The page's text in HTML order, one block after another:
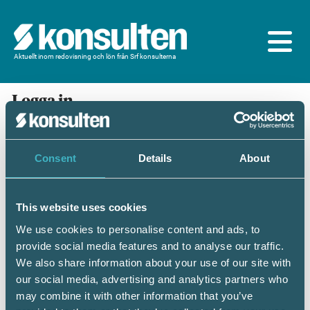
Consent Details About
This website uses cookies
We use cookies to personalise content and ads, to
provide social media features and to analyse our traffic.
We also share information about your use of our site with
our social media, advertising and analytics partners who
may combine it with other information that you’ve
Aktuellt inom redovisning och lön från Srf konsulterna
Logga in
En prenumeration ingår för dig som är
medlem/ansluten till Srf konsulterna. Du loggar in
med BankID eller samma lösenord som du har på
Mobilt BankID
Personnummer(ÅÅÅÅMMDDNNNN)